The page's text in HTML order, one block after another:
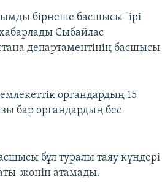
бірнеше басшысы "ірі
Сыбайлас
департаментінің басшысы
органдардың 15
бар органдардың бес
бұл туралы таяу күндері
жөнін атамады.